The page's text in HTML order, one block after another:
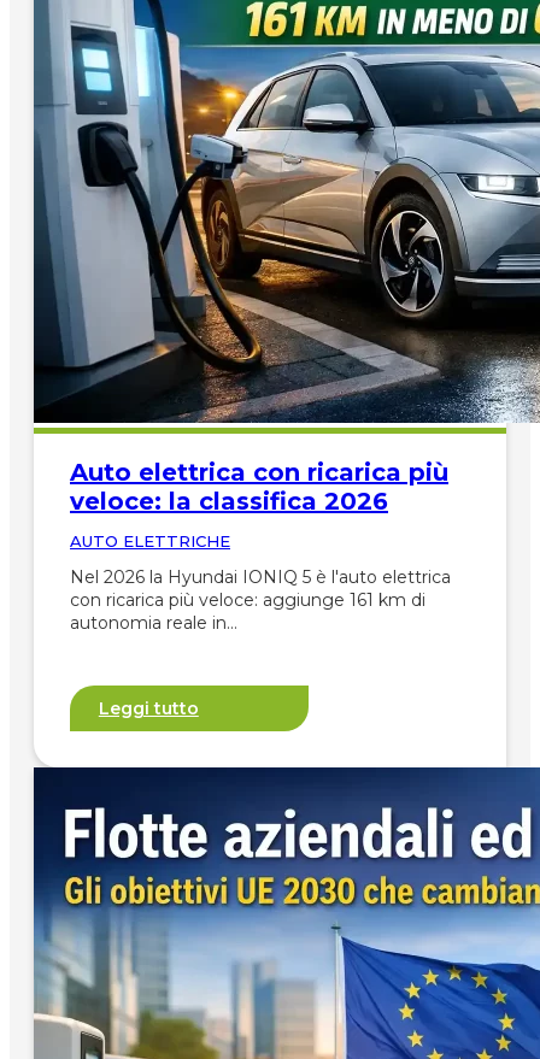
Auto elettrica con ricarica più
veloce: la classifica 2026
AUTO ELETTRICHE
Nel 2026 la Hyundai IONIQ 5 è l'auto elettrica
con ricarica più veloce: aggiunge 161 km di
autonomia reale in…
Leggi tutto